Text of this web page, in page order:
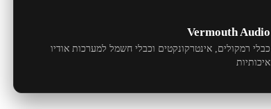
Vermouth Audio
כבלי רמקולים, אינטרקונקטים וכבלי חשמל למערכות אודיו
איכותיות